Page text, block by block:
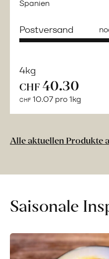
Spanien
Postversand
4kg
CHF 40.30
CHF 10.07 pro 1kg
ohne
Alle aktuellen Produkte
Saisonale